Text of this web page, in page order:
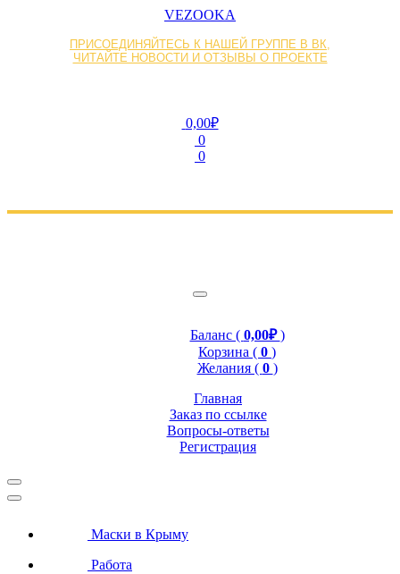
VEZOOKA
ПРИСОЕДИНЯЙТЕСЬ К НАШЕЙ ГРУППЕ В ВК,
ЧИТАЙТЕ НОВОСТИ И ОТЗЫВЫ О ПРОЕКТЕ
0,00₽
0
0
Баланс ( 0,00₽)
Корзина ( 0 )
Желания ( 0 )
Главная
Заказ по ссылке
Вопросы-ответы
Регистрация
Маски в Крыму
Работа